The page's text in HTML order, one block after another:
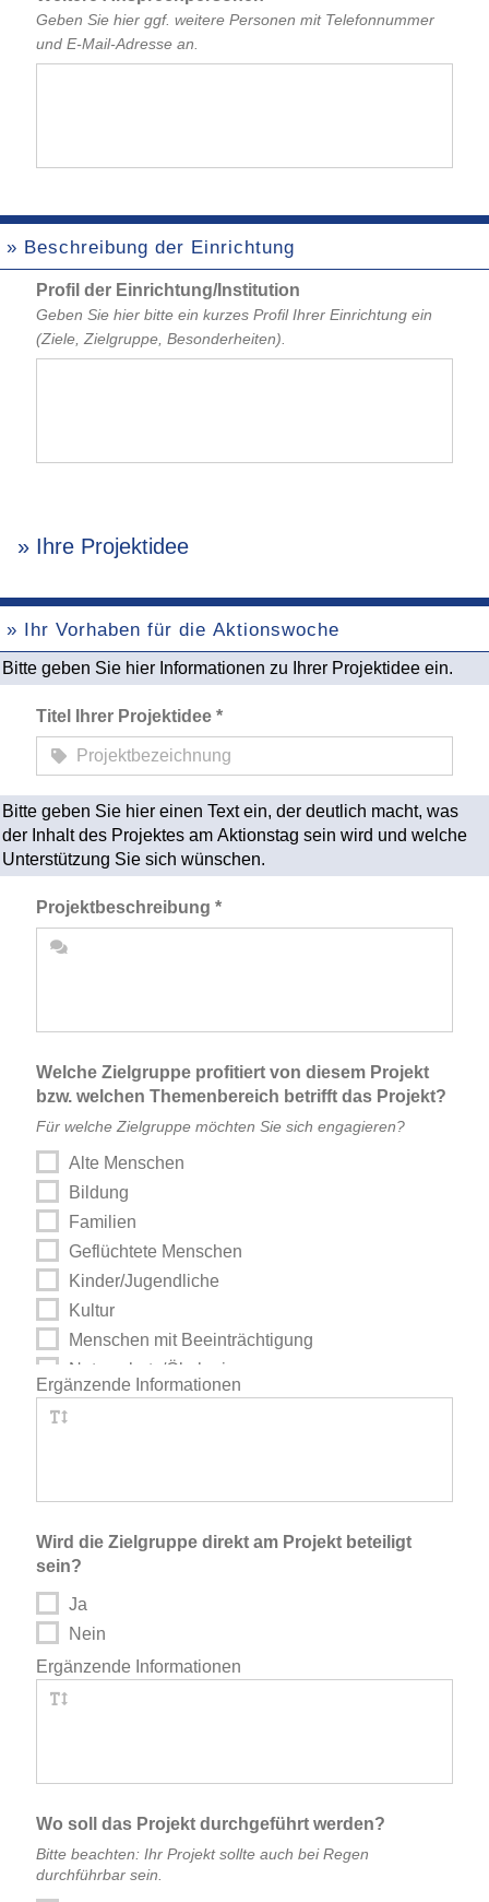
Geben Sie hier ggf. weitere Personen mit Telefonnummer
und E-Mail-Adresse an.
» Beschreibung der Einrichtung
Profil der Einrichtung/Institution
Geben Sie hier bitte ein kurzes Profil Ihrer Einrichtung ein
(Ziele, Zielgruppe, Besonderheiten).
» Ihre Projektidee
» Ihr Vorhaben für die Aktionswoche
Bitte geben Sie hier Informationen zu Ihrer Projektidee ein.
Titel Ihrer Projektidee *
Bitte geben Sie hier einen Text ein, der deutlich macht, was
der Inhalt des Projektes am Aktionstag sein wird und welche
Unterstützung Sie sich wünschen.
Projektbeschreibung *
Welche Zielgruppe profitiert von diesem Projekt
bzw. welchen Themenbereich betrifft das Projekt?
Für welche Zielgruppe möchten Sie sich engagieren?
Alte Menschen
Bildung
Familien
Geflüchtete Menschen
Kinder/Jugendliche
Kultur
Menschen mit Beeinträchtigung
Naturschutz/Ökologie
Sonstige (bitte rechts angeben)
Ergänzende Informationen
Wird die Zielgruppe direkt am Projekt beteiligt
sein?
Ja
Nein
Ergänzende Informationen
Wo soll das Projekt durchgeführt werden?
Bitte beachten: Ihr Projekt sollte auch bei Regen
durchführbar sein.